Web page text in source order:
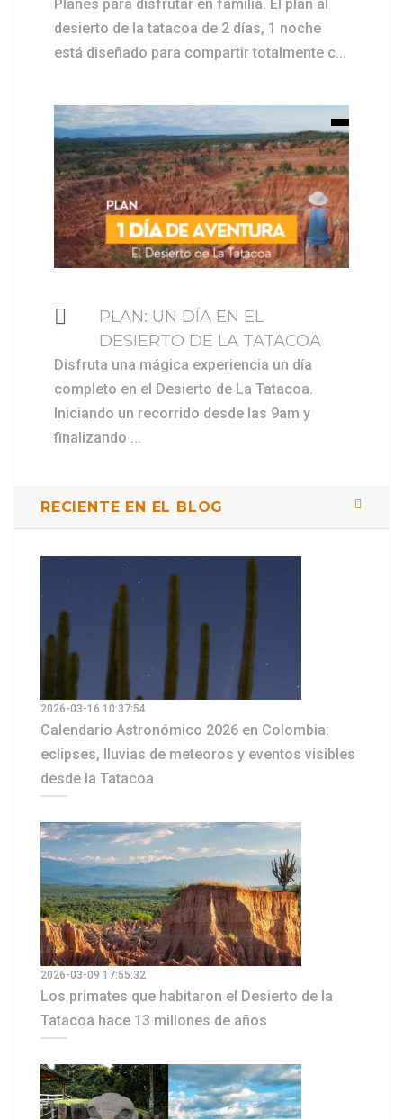
Planes para disfrutar en familia. El plan al
desierto de la tatacoa de 2 días, 1 noche
está diseñado para compartir totalmente c...
$ 159000
PLAN: UN DÍA EN EL
DESIERTO DE LA TATACOA
Disfruta una mágica experiencia un día
completo en el Desierto de La Tatacoa.
Iniciando un recorrido desde las 9am y
finalizando ...
RECIENTE EN EL BLOG
2026-03-16 10:37:54
Calendario Astronómico 2026 en Colombia:
eclipses, lluvias de meteoros y eventos visibles
desde la Tatacoa
2026-03-09 17:55:32
Los primates que habitaron el Desierto de la
Tatacoa hace 13 millones de años